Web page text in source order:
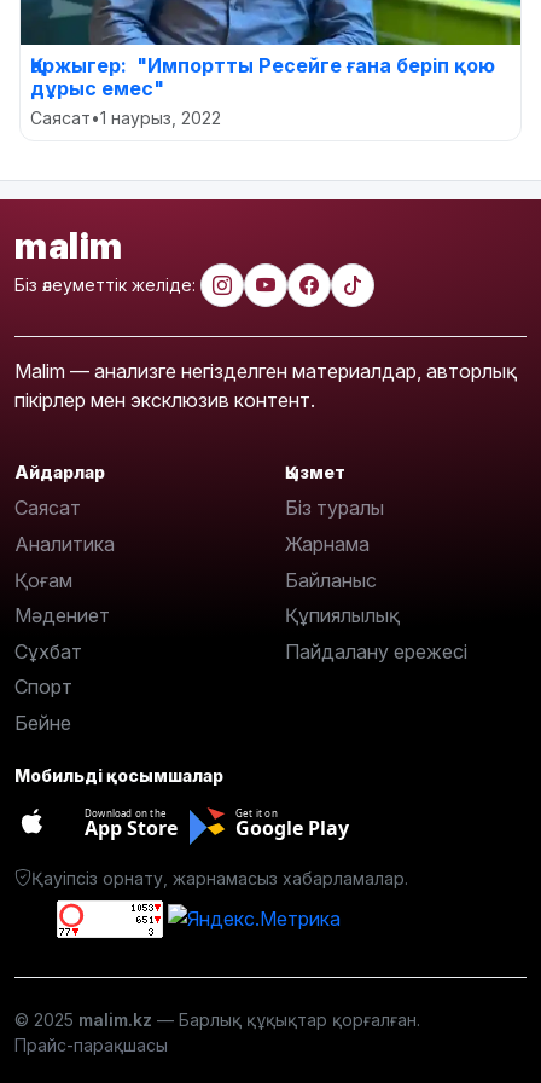
Қаржыгер: "Импортты Ресейге ғана беріп қою
дұрыс емес"
Саясат•1 наурыз, 2022
malim
Біз әлеуметтік желіде:
Malim — анализге негізделген материалдар, авторлық
пікірлер мен эксклюзив контент.
Айдарлар
Саясат
Аналитика
Қоғам
Мәдениет
Сұхбат
Спорт
Бейне
Қызмет
Біз туралы
Жарнама
Байланыс
Құпиялылық
Пайдалану ережесі
Мобильді қосымшалар
Download on the
App Store
Get it on
Google Play
Қауіпсіз орнату, жарнамасыз хабарламалар.
© 2025 malim.kz — Барлық құқықтар қорғалған.
Прайс-парақшасы